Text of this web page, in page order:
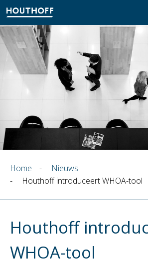
Home -
Nieuws
-
Houthoff introduceert WHOA-tool
Houthoff
WHOA-tool